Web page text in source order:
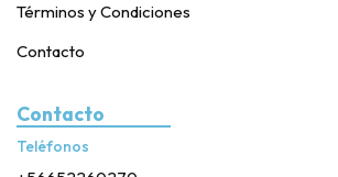
Términos y Condiciones
Contacto
Contacto
Teléfonos